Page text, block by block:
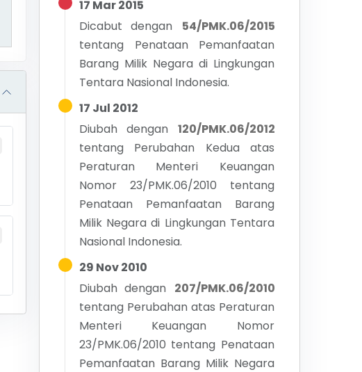
17 Mar 2015
Dicabut dengan
54/PMK.06/2015
tentang Penataan Pemanfaatan
Barang Milik Negara di Lingkungan
Tentara Nasional Indonesia.
17 Jul 2012
Diubah dengan
120/PMK.06/2012
tentang Perubahan Kedua atas
Peraturan Menteri Keuangan
Nomor 23/PMK.06/2010 tentang
Penataan Pemanfaatan Barang
Milik Negara di Lingkungan Tentara
Nasional Indonesia.
29 Nov 2010
Diubah dengan 207/PMK.06/2010
tentang Perubahan atas Peraturan
Menteri Keuangan Nomor
23/PMK.06/2010 tentang Penataan
Pemanfaatan Barang Milik Negara